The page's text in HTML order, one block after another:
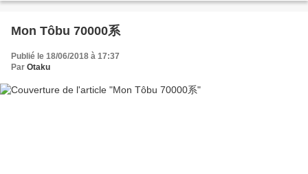
Mon Tôbu 70000系
Publié le 18/06/2018 à 17:37
Par Otaku